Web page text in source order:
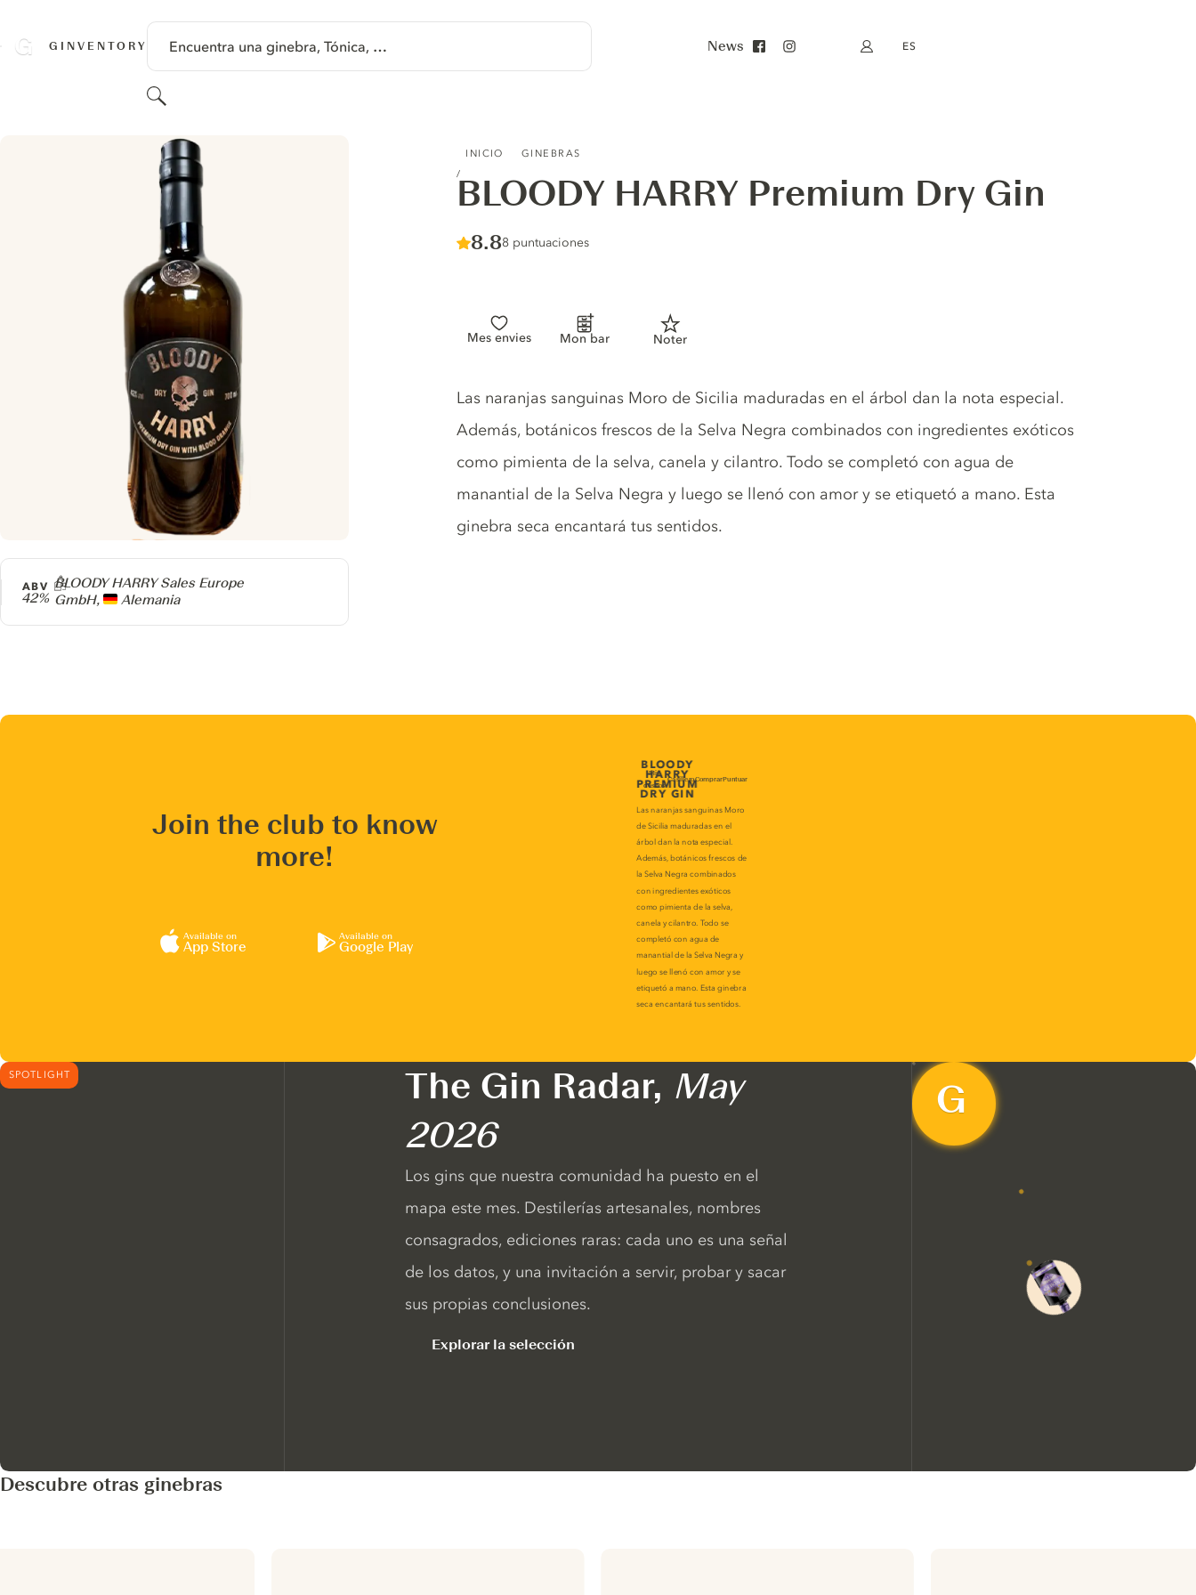
GINVENTORY Encuentra una ginebra, Tónica, …
Buscar
News Mi cuenta
ES
INICIO GINEBRAS
BLOODY HARRY Premium Dry Gin
Score :
8.8/ 10
8 puntuaciones
Mes envies Mon bar Noter
Producer
BLOODY HARRY Sales Europe
GmbH,
Alemania
ABV
42%
Gin description
Las naranjas sanguinas Moro de Sicilia maduradas en el árbol dan la nota especial.
Además, botánicos frescos de la Selva Negra combinados con ingredientes exóticos
como pimienta de la selva, canela y cilantro. Todo se completó con agua de
manantial de la Selva Negra y luego se llenó con amor y se etiquetó a mano. Esta
ginebra seca encantará tus sentidos.
Join the club to know
more!
Available on
App Store
Available on
Google Play
SPOTLIGHT The Gin Radar, May
2026
Los gins que nuestra comunidad ha puesto en el
mapa este mes. Destilerías artesanales, nombres
consagrados, ediciones raras: cada uno es una señal
de los datos, y una invitación a servir, probar y sacar
sus propias conclusiones.
Explorar la selección
Descubre otras ginebras